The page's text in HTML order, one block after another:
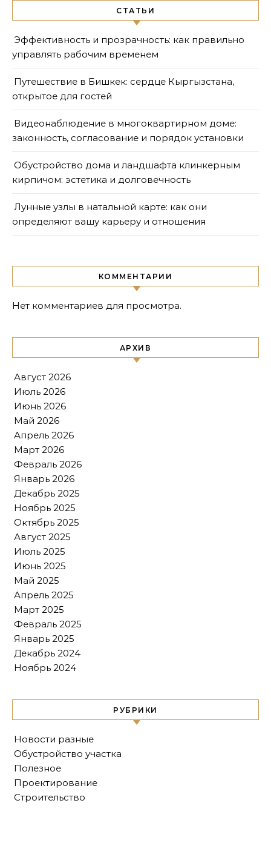
СТАТЬИ
Эффективность и прозрачность: как правильно
управлять рабочим временем
Путешествие в Бишкек: сердце Кыргызстана,
открытое для гостей
Видеонаблюдение в многоквартирном доме:
законность, согласование и порядок установки
Обустройство дома и ландшафта клинкерным
кирпичом: эстетика и долговечность
Лунные узлы в натальной карте: как они
определяют вашу карьеру и отношения
КОММЕНТАРИИ
Нет комментариев для просмотра.
АРХИВ
Август 2026
Июль 2026
Июнь 2026
Май 2026
Апрель 2026
Март 2026
Февраль 2026
Январь 2026
Декабрь 2025
Ноябрь 2025
Октябрь 2025
Август 2025
Июль 2025
Июнь 2025
Май 2025
Апрель 2025
Март 2025
Февраль 2025
Январь 2025
Декабрь 2024
Ноябрь 2024
РУБРИКИ
Новости разные
Обустройство участка
Полезное
Проектирование
Строительство